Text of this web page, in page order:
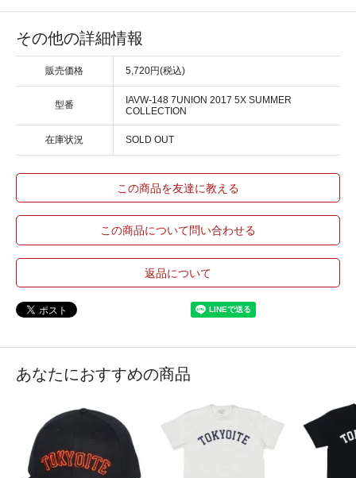
その他の詳細情報
販売価格 5,720円(税込)
型番
IAVW-148 7UNION 2017 5X SUMMER
COLLECTION
在庫状況 SOLD OUT
この商品を友達に教える
この商品について問い合わせる
返品について
あなたにおすすめの商品